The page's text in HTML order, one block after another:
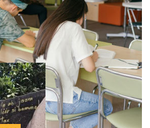
régulation de l’enseignement
lumière l’amplification d’un système
au superfétatoire, voire à…